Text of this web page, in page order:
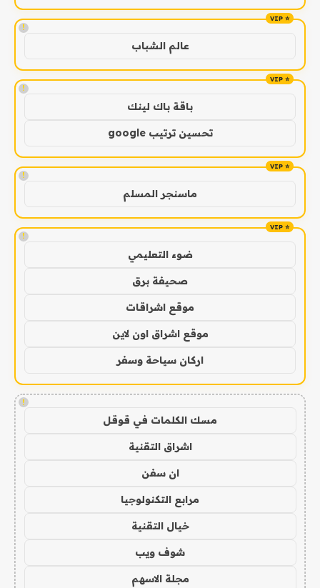
!
عالم الشباب
!
باقة باك لينك
تحسين ترتيب google
!
ماسنجر المسلم
!
ضوء التعليمي
صحيفة برق
موقع اشراقات
موقع اشراق اون لاين
اركان سياحة وسفر
!
مسك الكلمات في قوقل
اشراق التقنية
ان سفن
مرابع التكنولوجيا
خيال التقنية
شوف ويب
مجلة الاسهم